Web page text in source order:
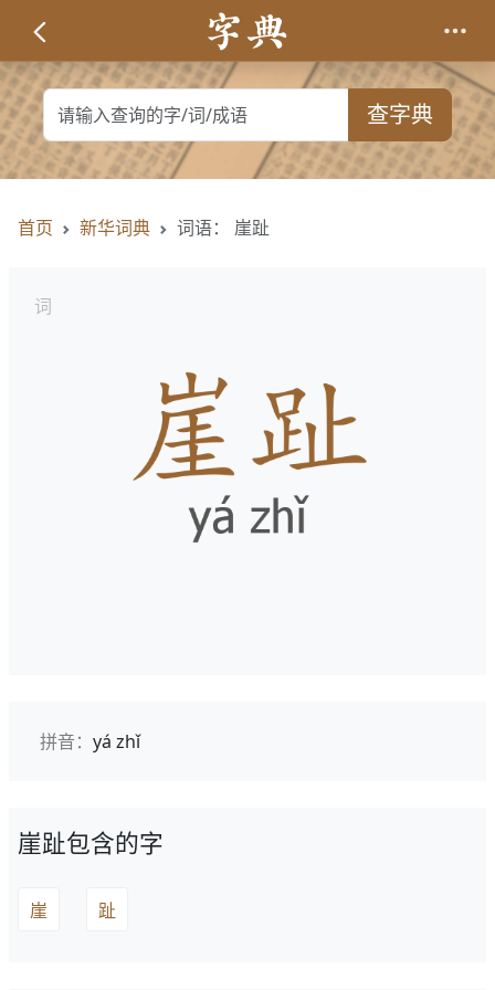
查字典
首页 新华词典 词语： 崖趾
词
拼音： yá zhǐ
崖趾包含的字
崖 趾